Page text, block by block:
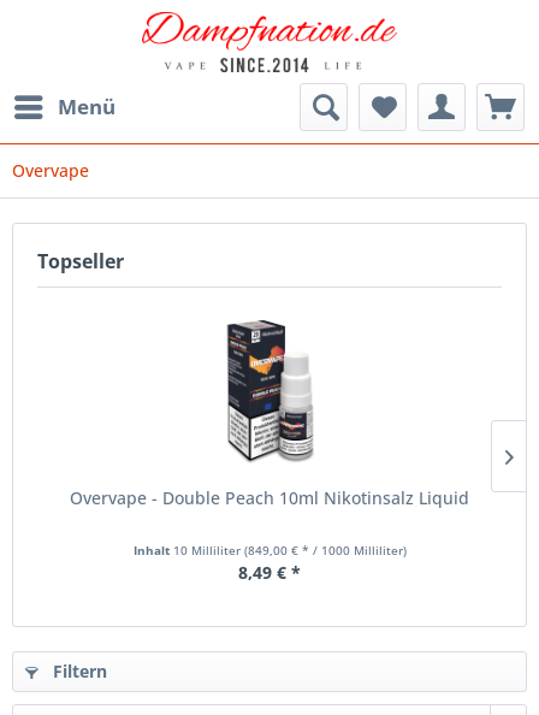
Menü
Overvape
Topseller
Overvape - Double Peach 10ml Nikotinsalz Liquid
Inhalt 10 Milliliter (849,00 € * / 1000 Milliliter)
8,49 € *
Filtern